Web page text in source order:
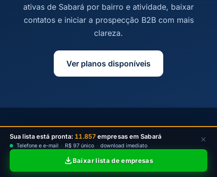
ativas de Sabará por bairro e atividade, baixar
contatos e iniciar a prospecção B2B com mais
clareza.
Ver planos disponíveis
© 2026Leadjet— Todos os direitos reservados —
contato@leadjet.com.br
Política de Privacidade
Sua lista está pronta: 11.857empresas em Sabará
Telefone e e-mail · R$ 97 único · download imediato
Baixar lista de empresas
×